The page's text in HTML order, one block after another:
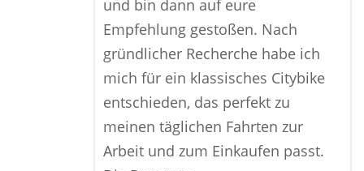
und bin dann auf eure
Empfehlung gestoßen. Nach
gründlicher Recherche habe ich
mich für ein klassisches Citybike
entschieden, das perfekt zu
meinen täglichen Fahrten zur
Arbeit und zum Einkaufen passt.